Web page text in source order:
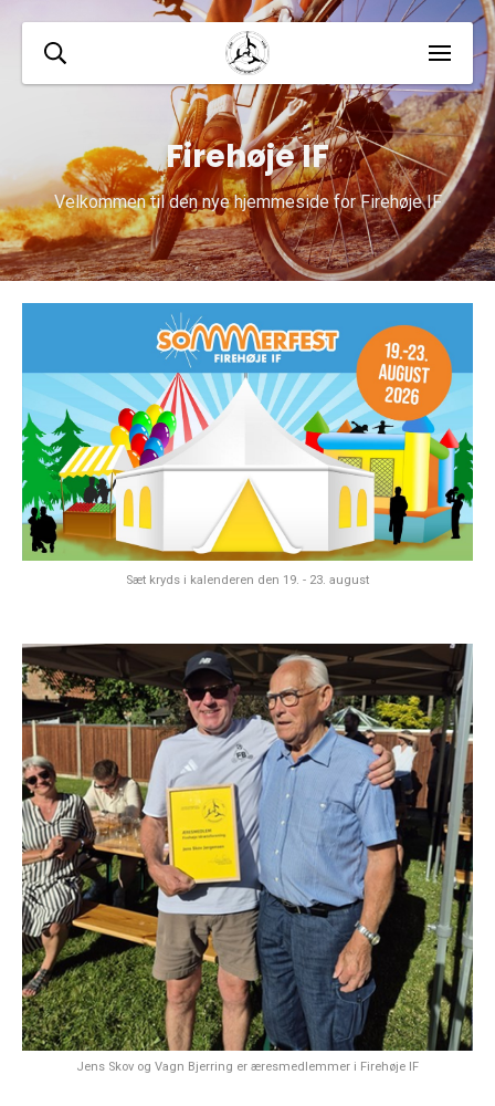
Firehøje IF
Velkommen til den nye hjemmeside for Firehøje IF
Sæt kryds i kalenderen den 19. - 23. august
Jens Skov og Vagn Bjerring er æresmedlemmer i Firehøje IF